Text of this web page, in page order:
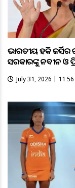
ଭାରତୀୟ ହକି ଜର୍ସିର
ସରକାରଙ୍କୁ ନବୀନ ଓ
July 31, 2026 |